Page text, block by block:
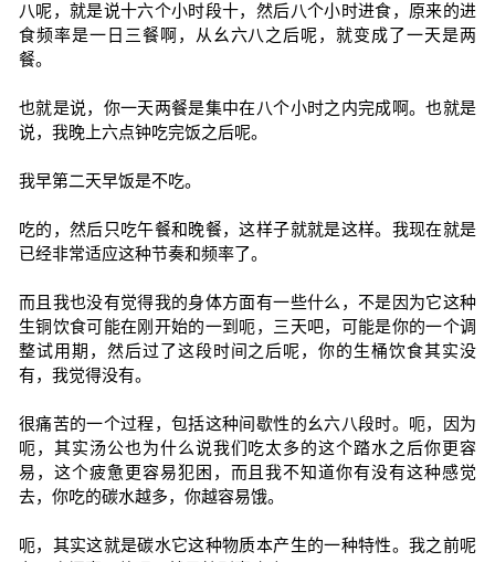
八呢，就是说十六个小时段十，然后八个小时进食，原来的进
食频率是一日三餐啊，从幺六八之后呢，就变成了一天是两
餐。
也就是说，你一天两餐是集中在八个小时之内完成啊。也就是
说，我晚上六点钟吃完饭之后呢。
我早第二天早饭是不吃。
吃的，然后只吃午餐和晚餐，这样子就就是这样。我现在就是
已经非常适应这种节奏和频率了。
而且我也没有觉得我的身体方面有一些什么，不是因为它这种
生铜饮食可能在刚开始的一到呃，三天吧，可能是你的一个调
整试用期，然后过了这段时间之后呢，你的生桶饮食其实没
有，我觉得没有。
很痛苦的一个过程，包括这种间歇性的幺六八段时。呃，因为
呃，其实汤公也为什么说我们吃太多的这个踏水之后你更容
易，这个疲惫更容易犯困，而且我不知道你有没有这种感觉
去，你吃的碳水越多，你越容易饿。
呃，其实这就是碳水它这种物质本产生的一种特性。我之前呢